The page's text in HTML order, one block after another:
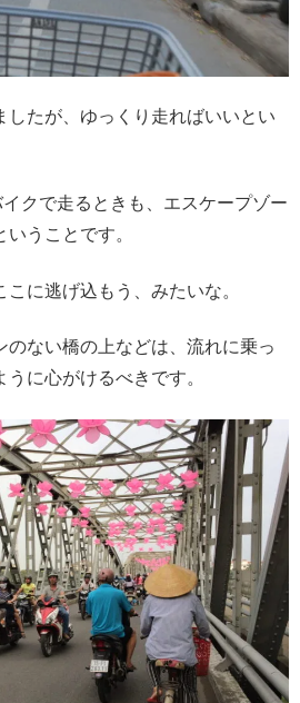
したが、ゆっくり走ればいいとい
クで走るときも、エスケープゾー
うことです。
に逃げ込もう、みたいな。
のない橋の上などは、流れに乗っ
に心がけるべきです。